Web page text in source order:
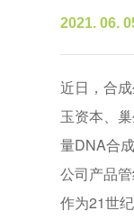
2021. 06.
近日，合
玉资本、
量DNA合
公司产品
作为21世